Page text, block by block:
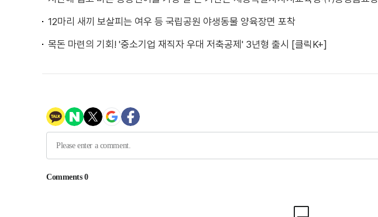
12마리 새끼 보살피는 여우 등 국립공원 야생동물 양육장면 포착
목돈 마련의 기회! '중소기업 재직자 우대 저축공제' 3년형 출시 [클릭K+]